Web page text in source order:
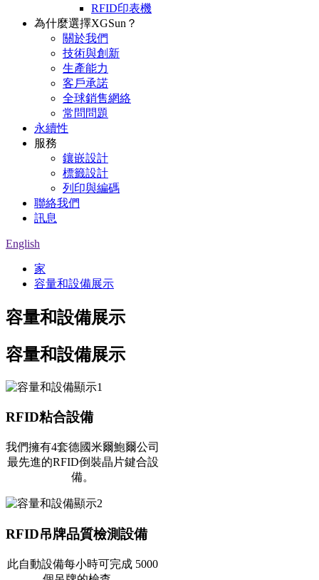
RFID印表機
為什麼選擇XGSun？
關於我們
技術與創新
生產能力
客戶承諾
全球銷售網絡
常問問題
永續性
服務
鑲嵌設計
標籤設計
列印與編碼
聯絡我們
訊息
English
家
容量和設備展示
容量和設備展示
容量和設備展示
RFID粘合設備
我們擁有4套德國米爾鮑爾公司
最先進的RFID倒裝晶片鍵合設
備。
RFID吊牌品質檢測設備
此自動設備每小時可完成 5000